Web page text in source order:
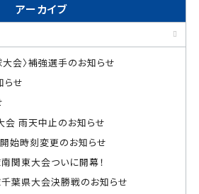
アーカイブ
会〉補強選手のお知らせ
らせ
雨天中止のお知らせ
始時刻変更のお知らせ
関東大会ついに開幕！
葉県大会決勝戦のお知らせ